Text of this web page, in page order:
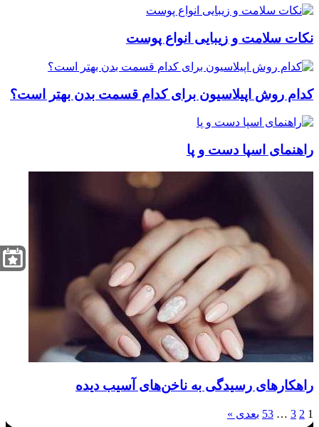
نکات سلامت و زیبایی انواع پوست
کدام روش اپیلاسیون برای کدام قسمت بدن بهتر است؟
راهنمای اسپا دست و پا
راهکارهای رسیدگی به ناخن‌های آسیب دیده
1
2
3
…
53 بعدی »